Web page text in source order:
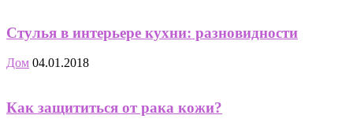
Стулья в интерьере кухни: разновидности
Дом 04.01.2018
Как защититься от рака кожи?